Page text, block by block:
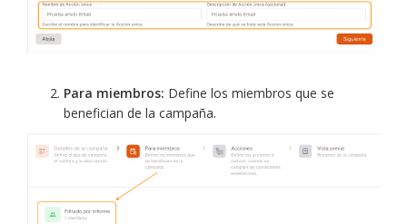
Para miembros: Define los miembros que se
benefician de la campaña.